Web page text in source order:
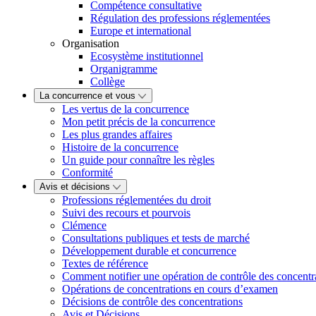
Compétence consultative
Régulation des professions réglementées
Europe et international
Organisation
Ecosystème institutionnel
Organigramme
Collège
La concurrence et vous
Les vertus de la concurrence
Mon petit précis de la concurrence
Les plus grandes affaires
Histoire de la concurrence
Un guide pour connaître les règles
Conformité
Avis et décisions
Professions réglementées du droit
Suivi des recours et pourvois
Clémence
Consultations publiques et tests de marché
Développement durable et concurrence
Textes de référence
Comment notifier une opération de contrôle des
Opérations de concentrations en cours d’examen
Décisions de contrôle des concentrations